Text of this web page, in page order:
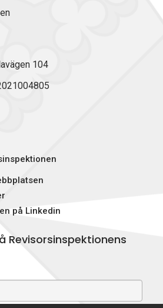
104
på Linkedin
Revisorsinspektionens